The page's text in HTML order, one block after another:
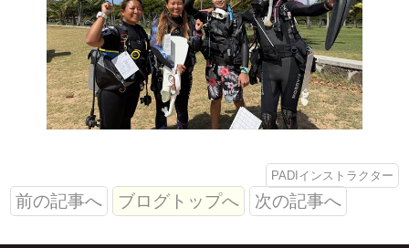
PADIインストラクター
前の記事へ ブログトップへ 次の記事へ